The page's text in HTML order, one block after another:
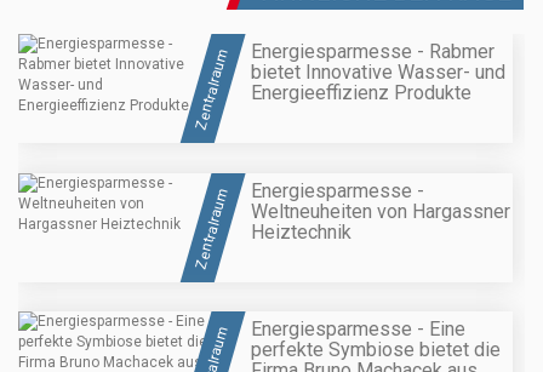
Zentralraum
Energiesparmesse - Rabmer
bietet Innovative Wasser- und
Energieeffizienz Produkte
Zentralraum
Energiesparmesse -
Weltneuheiten von Hargassner
Heiztechnik
Energiesparmesse - Eine
perfekte Symbiose bietet die